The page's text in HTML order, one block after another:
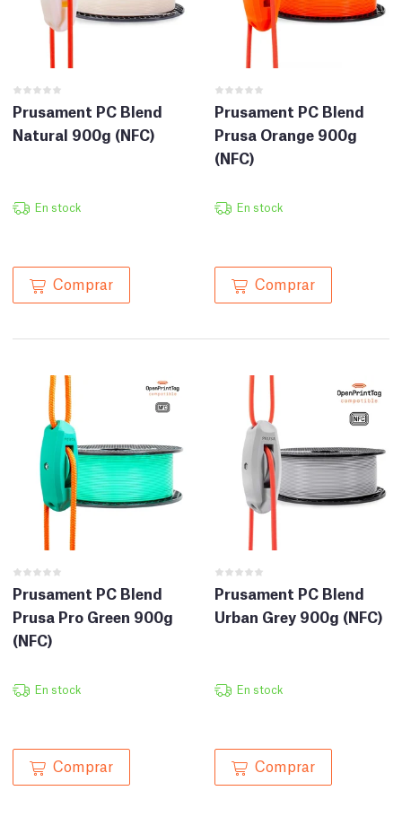
Prusament PC Blend
Natural 900g (NFC)
En stock
Comprar
Prusament PC Blend
Prusa Orange 900g
(NFC)
En stock
Comprar
Prusament PC Blend
Prusa Pro Green 900g
(NFC)
En stock
Comprar
Prusament PC Blend
Urban Grey 900g (NFC)
En stock
Comprar